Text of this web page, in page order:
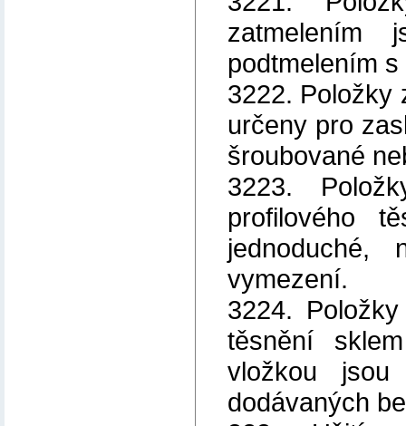
podtmelením
3222. Položky
určeny pro
šroubované
3223.
profilového
vymezení.
3224.
těsnění
vložkou
dodávaných